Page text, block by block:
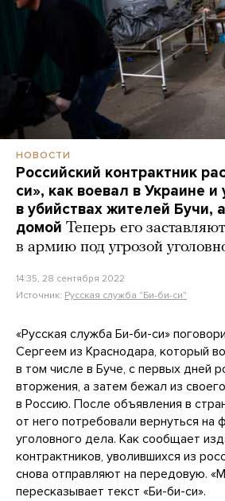
НОВОСТИ
Российский контрактник
си», как воевал в Украине и
в убийствах жителей Бучи,
домой Теперь его
в армию под угрозой
14:35, 28 сентября 2022
Источник: Русская служба "Би-би-си"
«Русская служба Би-би-си»
Сергеем из Краснодара, который
в том числе в Буче, с первых дней
вторжения, а затем бежал из
в Россию. После объявления в
от него потребовали вернуться на
уголовного дела. Как сообщает
контрактников, уволившихся из
снова отправляют на передовую.
пересказывает текст «Би-би-си».